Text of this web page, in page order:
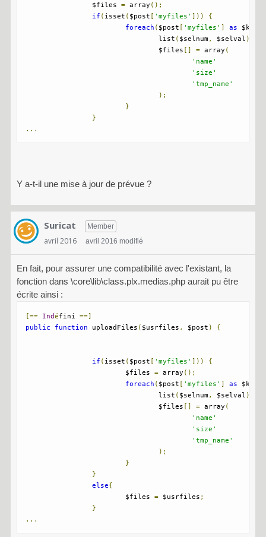
		$files
= array ();
if ( isset ( $post [ 'myfiles' ]))
{
foreach ( $post [ 'myfiles' ] as $key
				list
( $selnum, $selval )
				$files
[] = array (
'name'
'size'
'tmp_name'
);
}
}
...
Y a-t-il une mise à jour de prévue ?
Suricat Member
avril 2016 avril 2016 modifié
En fait, pour assurer une compatibilité avec l'existant, la
fonction dans \core\lib\class.plx.medias.php aurait pu être
écrite ainsi :
[== Indéfini ==]
public
function uploadFiles ( $usrfiles , $post ) {
if ( isset ( $post [ 'myfiles' ]))
{
			$files
= array ();
foreach ( $post [ 'myfiles' ] as $key
				list
( $selnum, $selval )
				$files
[] = array (
'name'
'size'
'tmp_name'
);
}
}
else{
			$files
= $usrfiles ;
}
...